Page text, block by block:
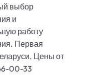
выбор
и
работу
Первая
Цены от
00-33